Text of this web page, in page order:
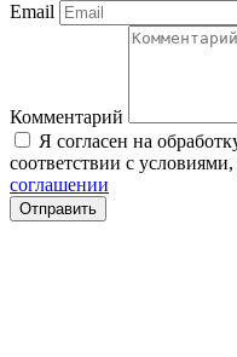
Email
Комментарий
Я согласен на
соответствии с
соглашении